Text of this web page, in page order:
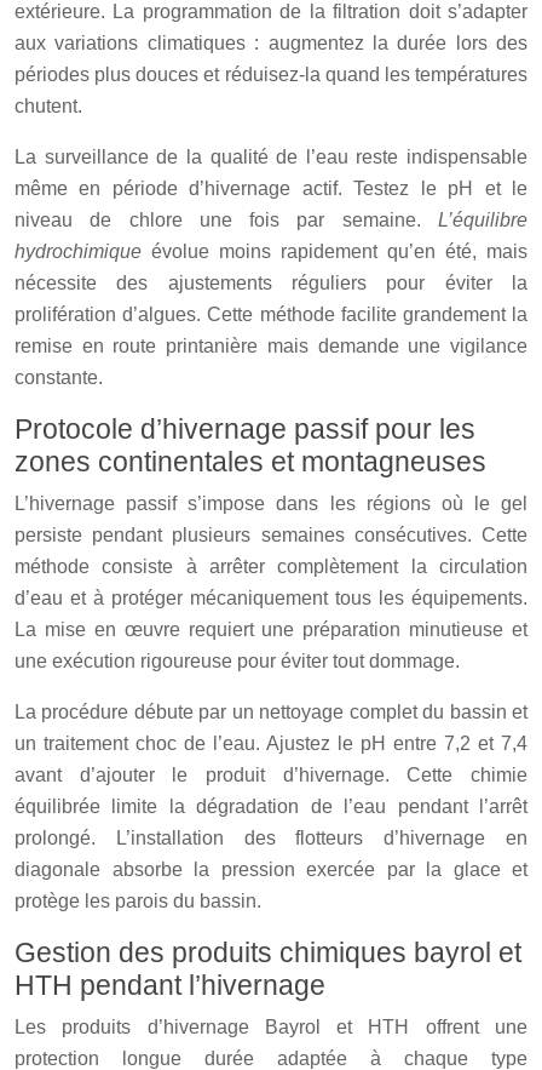
extérieure. La programmation de la filtration doit s’adapter
aux variations climatiques : augmentez la durée lors des
périodes plus douces et réduisez-la quand les températures
chutent.
La surveillance de la qualité de l’eau reste indispensable
même en période d’hivernage actif. Testez le pH et le
niveau de chlore une fois par semaine. L’équilibre
hydrochimique évolue moins rapidement qu’en été, mais
nécessite des ajustements réguliers pour éviter la
prolifération d’algues. Cette méthode facilite grandement la
remise en route printanière mais demande une vigilance
constante.
Protocole d’hivernage passif pour les
zones continentales et montagneuses
L’hivernage passif s’impose dans les régions où le gel
persiste pendant plusieurs semaines consécutives. Cette
méthode consiste à arrêter complètement la circulation
d’eau et à protéger mécaniquement tous les équipements.
La mise en œuvre requiert une préparation minutieuse et
une exécution rigoureuse pour éviter tout dommage.
La procédure débute par un nettoyage complet du bassin et
un traitement choc de l’eau. Ajustez le pH entre 7,2 et 7,4
avant d’ajouter le produit d’hivernage. Cette chimie
équilibrée limite la dégradation de l’eau pendant l’arrêt
prolongé. L’installation des flotteurs d’hivernage en
diagonale absorbe la pression exercée par la glace et
protège les parois du bassin.
Gestion des produits chimiques bayrol et
HTH pendant l’hivernage
Les produits d’hivernage Bayrol et HTH offrent une
protection longue durée adaptée à chaque type